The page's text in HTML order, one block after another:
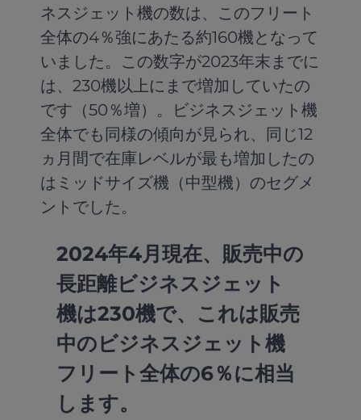
ネスジェット機の数は、このフリート
全体の4％強にあたる約160機となって
いました。この数字が2023年末までに
は、230機以上にまで増加していたの
です（50％増）。ビジネスジェット機
全体でも同様の傾向が見られ、同じ12
ヵ月間で在庫レベルが最も増加したの
はミッドサイズ機（中型機）のセグメ
ントでした。
2024年4月現在、販売中の
長距離ビジネスジェット
機は230機で、これは販売
中のビジネスジェット機
フリート全体の6％に相当
します。